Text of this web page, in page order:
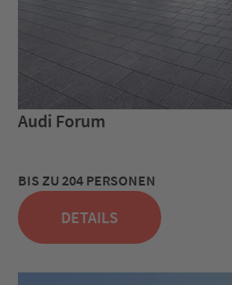
Audi Forum
BIS ZU 204 PERSONEN
DETAILS